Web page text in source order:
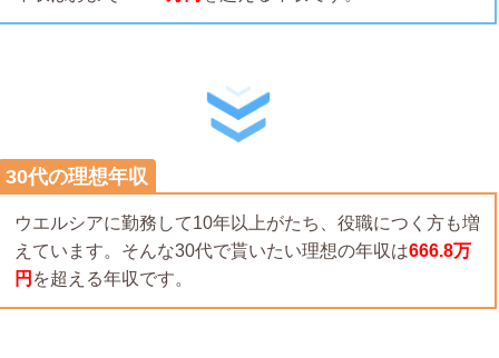
30代の理想年収
ウエルシアに勤務して10年以上がたち、役職につく方も増
えています。そんな30代で貰いたい理想の年収は666.8万
円 を超える年収です。